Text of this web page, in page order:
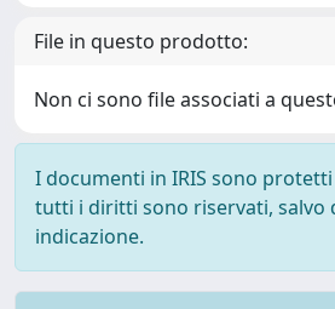
File in questo prodotto:
Non ci sono file associati a
I documenti in IRIS sono
tutti i diritti sono riservati, salvo
indicazione.